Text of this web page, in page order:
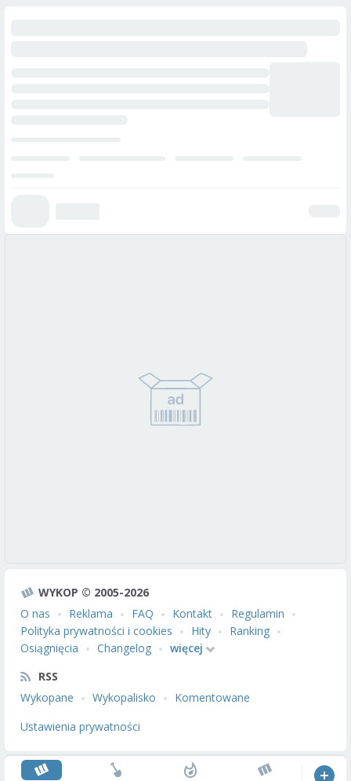
WYKOP © 2005-2026
O nas
Reklama FAQ Kontakt
Regulamin
Polityka prywatności i cookies
Hity
Ranking
Osiągnięcia
Changelog
więcej
RSS
Wykopane
Wykopalisko
Komentowane
Ustawienia prywatności